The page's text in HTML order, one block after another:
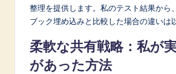
整理を提供します。私のテスト結果から
ブック埋め込みと比較した場合の違いは
柔軟な共有戦略：私が
があった方法